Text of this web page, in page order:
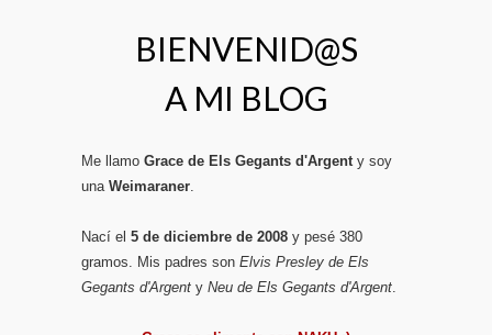
BIENVENID@S
A MI BLOG
Me llamo Grace de Els Gegants d'Argenty soy
una Weimaraner.
Nací el 5 de diciembre de 2008 y pesé 380
gramos. Mis padres son Elvis Presley de Els
Gegants d'Argent y Neu de Els Gegants d'Argent.